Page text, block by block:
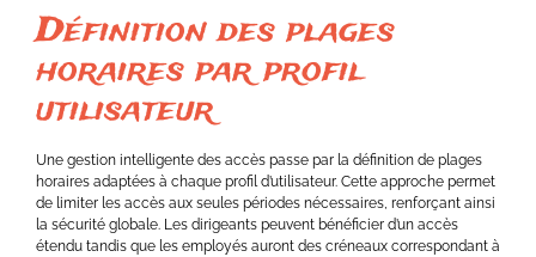
Définition des plages
horaires par profil
utilisateur
Une gestion intelligente des accès passe par la définition de plages
horaires adaptées à chaque profil d’utilisateur. Cette approche permet
de limiter les accès aux seules périodes nécessaires, renforçant ainsi
la sécurité globale. Les dirigeants peuvent bénéficier d’un accès
étendu tandis que les employés auront des créneaux correspondant à